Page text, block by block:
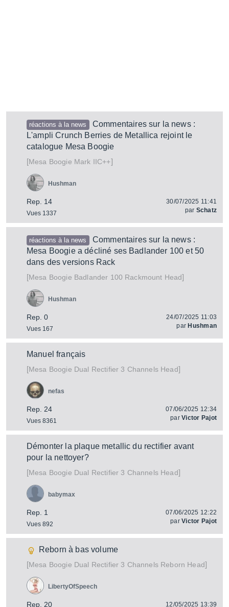
réactions à la news
Commentaires sur la news :
L'ampli Crunch Berries de Metallica rejoint le
catalogue Mesa Boogie
[Mesa Boogie Mark IIC++]
Rep. 14
Vues 1337
Hushman
30/07/2025 11:41
par Schatz
réactions à la news
Commentaires sur la news :
Mesa Boogie a décliné ses Badlander 100 et 50
dans des versions Rack
[Mesa Boogie Badlander 100 Rackmount Head]
Rep. 0
Vues 167
Hushman
24/07/2025 11:03
par Hushman
Manuel français
[Mesa Boogie Dual Rectifier 3 Channels Head]
Rep. 24
Vues 8361
nefas
07/06/2025 12:34
parVictor Pajot
Démonter la plaque metallic du rectifier avant
pour la nettoyer?
[Mesa Boogie Dual Rectifier 3 Channels Head]
Rep. 1
Vues 892
babymax
07/06/2025 12:22
parVictor Pajot
Reborn à bas volume
[Mesa Boogie Dual Rectifier 3 Channels Reborn Head]
Rep. 20
LibertyOfSpeech
12/05/2025 13:39